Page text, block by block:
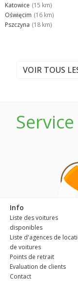
Katowice (15 km)
Oświęcim (16 km)
Pszczyna (18 km)
VOIR TOUS
Info
Liste des voitures
disponibles
Liste d'agences de
de voitures
Points de retrait
Evaluation de clients
Contact